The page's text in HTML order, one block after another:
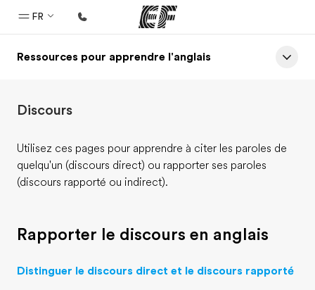
FR
Accueil
Programmes
Bureaux
Trouver un bureau
Qui sommes-nous ?
EF recrute
Ressources pour apprendre l'anglais
Discours
Utilisez ces pages pour apprendre à citer les paroles de
quelqu'un (discours direct) ou rapporter ses paroles
(discours rapporté ou indirect).
Rapporter le discours en anglais
Distinguer le discours direct et le discours rapporté